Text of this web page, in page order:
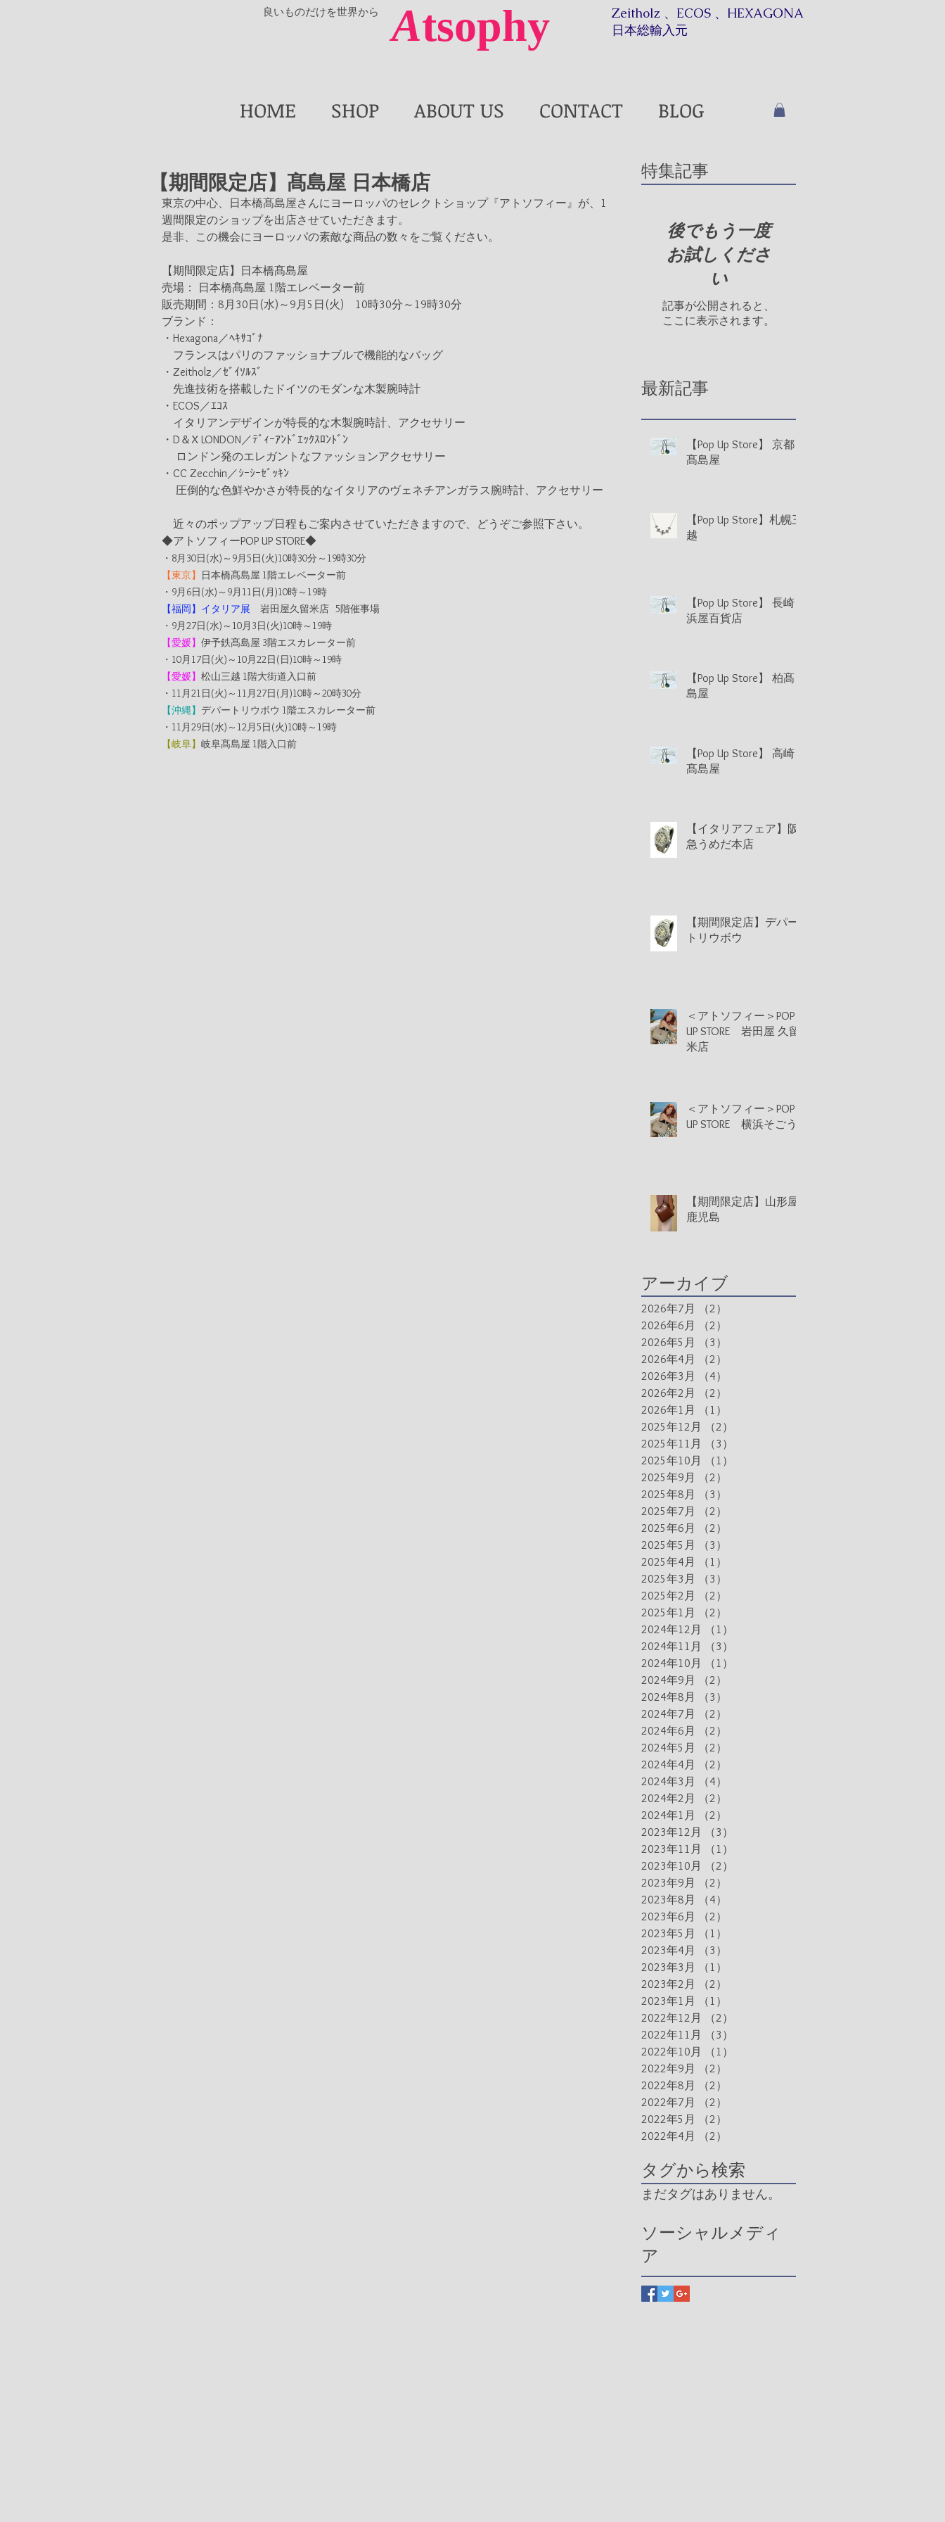
Atsophy
​良いものだけを世界から
Zeitholz 、ECOS 、HEXAGONA
日本総輸入元​​
HOME SHOP ABOUT US CONTACT BLOG
【期間限定店】髙島屋 日本橋店
東京の中心、日本橋髙島屋さんにヨーロッパのセレクトショップ『アトソフィー』が、1
週間限定のショップを出店させていただきます。
是非、この機会にヨーロッパの素敵な商品の数々をご覧ください。
【期間限定店】日本橋髙島屋
売場： 日本橋髙島屋 1階エレベーター前
販売期間：8月30日(水)～9月5日(火)　10時30分～19時30分
ブランド：
・Hexagona／ﾍｷｻｺﾞﾅ
フランスはパリのファッショナブルで機能的なバッグ
・Zeitholz／ｾﾞｲｿﾙｽﾞ
先進技術を搭載したドイツのモダンな木製腕時計
・ECOS／ｴｺｽ
イタリアンデザインが特長的な木製腕時計、アクセサリー
・D＆X LONDON／ﾃﾞｨｰｱﾝﾄﾞｴｯｸｽﾛﾝﾄﾞﾝ
ロンドン発のエレガントなファッションアクセサリー
・CC Zecchin／ｼｰｼｰｾﾞｯｷﾝ
圧倒的な色鮮やかさが特長的なイタリアのヴェネチアンガラス腕時計、アクセサリー
近々のポップアップ日程もご案内させていただきますので、どうぞご参照下さい。
◆アトソフィーPOP UP STORE◆
・8月30日(水)～9月5日(火)10時30分～19時30分
【東京】
日本橋髙島屋 1階エレベーター前
・9月6日(水)～9月11日(月)10時～19時
【福岡】イタリア展
岩田屋久留米店   5階催事場
・9月27日(水)～10月3日(火)10時～19時
【愛媛】 伊予鉄髙島屋 3階エスカレーター前
・10月17日(火)～10月22日(日)10時～19時
【愛媛】 松山三越 1階大街道入口前
・11月21日(火)～11月27日(月)10時～20時30分
【沖縄】 デパートリウボウ 1階エスカレーター前
・11月29日(水)～12月5日(火)10時～19時
【岐阜】 岐阜髙島屋 1階入口前
特集記事
後でもう一度
お試しくださ
い
記事が公開されると、
ここに表示されます。
最新記事
【Pop Up Store】 京都
髙島屋
【Pop Up Store】札幌三
越
【Pop Up Store】 長崎
浜屋百貨店
【Pop Up Store】 柏髙
島屋
【Pop Up Store】 高崎
髙島屋
【イタリアフェア】阪
急うめだ本店
【期間限定店】デパー
トリウボウ
＜アトソフィー＞POP
UP STORE 岩田屋 久留
米店
＜アトソフィー＞POP
UP STORE 横浜そごう
【期間限定店】山形屋
鹿児島
アーカイブ
2026年7月 （2）
2026年6月
（2）
2026年5月
（3）
2026年4月
（2）
2026年3月
（4）
2026年2月
（2）
2026年1月
（1）
2025年12月
（2）
2025年11月
（3）
2025年10月
（1）
2025年9月
（2）
2025年8月
（3）
2025年7月
（2）
2025年6月
（2）
2025年5月
（3）
2025年4月
（1）
2025年3月
（3）
2025年2月
（2）
2025年1月
（2）
2024年12月
（1）
2024年11月
（3）
2024年10月
（1）
2024年9月
（2）
2024年8月
（3）
2024年7月
（2）
2024年6月
（2）
2024年5月
（2）
2024年4月
（2）
2024年3月
（4）
2024年2月
（2）
2024年1月
（2）
2023年12月
（3）
2023年11月
（1）
2023年10月
（2）
2023年9月
（2）
2023年8月
（4）
2023年6月
（2）
2023年5月
（1）
2023年4月
（3）
2023年3月
（1）
2023年2月
（2）
2023年1月
（1）
2022年12月
（2）
2022年11月
（3）
2022年10月
（1）
2022年9月
（2）
2022年8月
（2）
2022年7月
（2）
2022年5月
（2）
2022年4月
（2）
タグから検索
まだタグはありません。
ソーシャルメディ
ア